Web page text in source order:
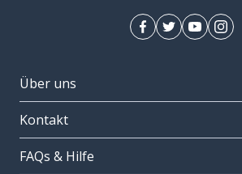
Über uns
Kontakt
FAQs & Hilfe